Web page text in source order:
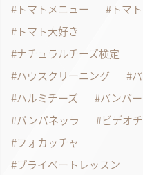
トマトメニュー
トマ
トマト大好き
ナチュラルチーズ検定
ハウスクリーニング
ハルミチーズ
バンバ
パンパネッラ
ビデオ
フォカッチャ
プライベートレッスン